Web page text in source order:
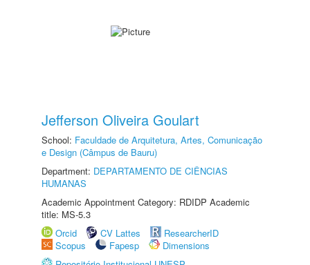
Jefferson Oliveira Goulart
School: Faculdade de Arquitetura, Artes, Comunicação
e Design (Câmpus de Bauru)
Department: DEPARTAMENTO DE CIÊNCIAS
HUMANAS
Academic Appointment Category: RDIDP Academic
title: MS-5.3
Orcid
CV Lattes
ResearcherID
Scopus
Fapesp
Dimensions